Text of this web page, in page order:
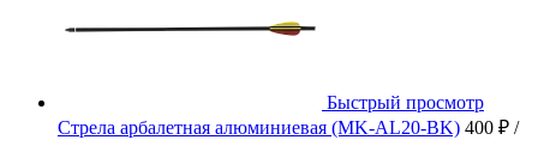
Быстрый просмотр
Стрела арбалетная алюминиевая (MK-AL20-BK) 400 ₽ /